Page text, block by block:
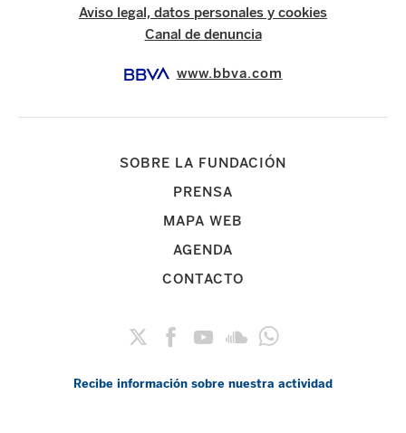
Aviso legal, datos personales y cookies
Canal de denuncia
www.bbva.com
SOBRE LA FUNDACIÓN
PRENSA
MAPA WEB
AGENDA
CONTACTO
Recibe información sobre nuestra actividad